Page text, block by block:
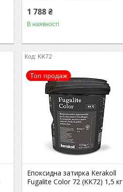
1 788 ₴
В наявності
KK72
Топ продаж
Епоксидна затирка Kerakoll
Fugalite Color 72 (KK72) 1,5 кг